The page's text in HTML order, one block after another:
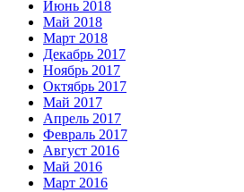
Июнь 2018
Май 2018
Март 2018
Декабрь 2017
Ноябрь 2017
Октябрь 2017
Май 2017
Апрель 2017
Февраль 2017
Август 2016
Май 2016
Март 2016